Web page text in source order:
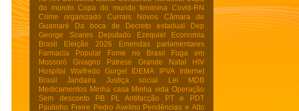
do mundo Copa do mundo feminina
Covid-RN
Crime organizado
Currais Novos
Câmara de
Guamaré
Da boca de Decreto estadual
Dep
George Soares
Deputado Ezequiel
Economia
Brasil
Eleição 2026
Emendas parlamentares
Farmacia Popular
Fome no Brasil
Fuga em
Mossoró
Givagno Patrese Grande Natal
HIV
Hospital Walfredo Gurgel
IDEMA IPVA
Internet
Brasil
Jandaíra Justiça social Lei
MDB
Medicamentos Minha casa Minha vida Operação
Sem desconto
PB PL Antifacção
PT e PDT
Paulinho Freire Pedro Avelino Pendências e Alto